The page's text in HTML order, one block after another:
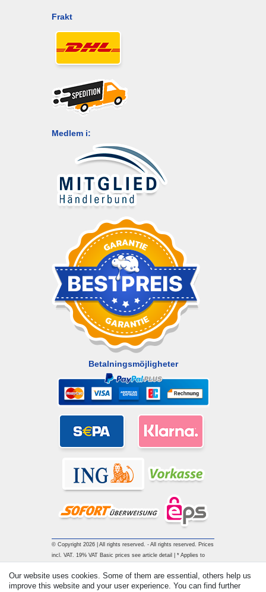
Frakt
Medlem i:
Betalningsmöjligheter
© Copyright 2026 | All rights reserved. - All rights reserved. Prices
incl. VAT. 19% VAT Basic prices see article detail | * Applies to
Our website uses cookies. Some of them are essential, others help us
improve this website and your user experience. You can find further